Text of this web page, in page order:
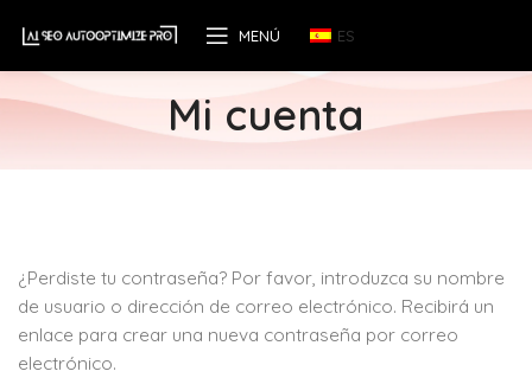
MENÚ ES
Mi cuenta
¿Perdiste tu contraseña? Por favor, introduzca su nombre
de usuario o dirección de correo electrónico. Recibirá un
enlace para crear una nueva contraseña por correo
electrónico.